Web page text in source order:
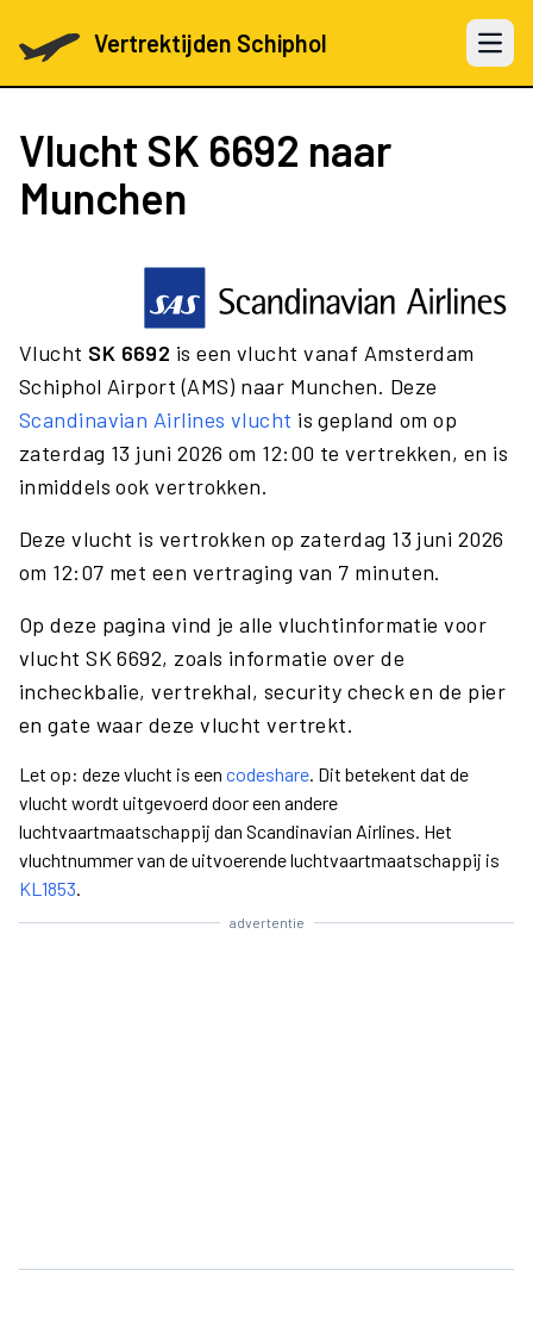
Vertrektijden Schiphol Open
Vlucht SK 6692 naar
Munchen
Vlucht SK 6692 is een vlucht vanaf Amsterdam
Schiphol Airport (AMS) naar Munchen. Deze
Scandinavian Airlines vlucht is gepland om op
zaterdag 13 juni 2026 om 12:00 te vertrekken, en is
inmiddels ook vertrokken.
Deze vlucht is vertrokken op zaterdag 13 juni 2026
om 12:07 met een vertraging van 7 minuten.
Op deze pagina vind je alle vluchtinformatie voor
vlucht SK 6692, zoals informatie over de
incheckbalie, vertrekhal, security check en de pier
en gate waar deze vlucht vertrekt.
Let op: deze vlucht is een codeshare. Dit betekent dat de
vlucht wordt uitgevoerd door een andere
luchtvaartmaatschappij dan Scandinavian Airlines. Het
vluchtnummer van de uitvoerende luchtvaartmaatschappij is
KL1853.
advertentie